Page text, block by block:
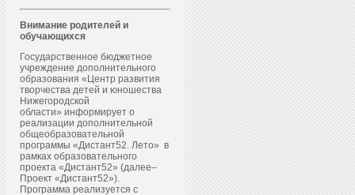
Внимание родителей и
обучающихся
Государственное бюджетное
учреждение дополнительного
образования «Центр развития
творчества детей и юношества
Нижегородской
области» информирует о
реализации дополнительной
общеобразовательной
программы «Дистант52. Лето» в
рамках образовательного
проекта «Дистант52» (далее–
Проект «Дистант52»).
Программа реализуется с